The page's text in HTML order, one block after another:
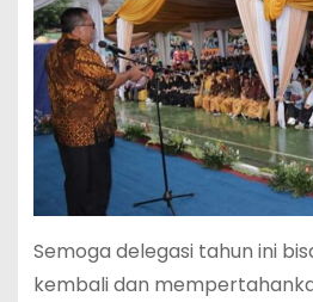
Semoga delegasi tahun ini
kembali dan